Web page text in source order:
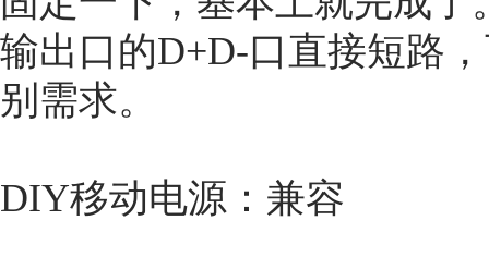
输出口的D+D-口直接短路
别需求。
DIY移动电源：兼容